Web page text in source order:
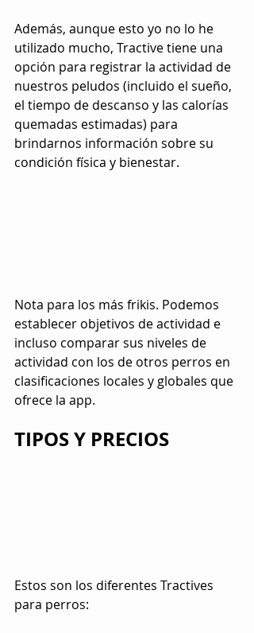
Además, aunque esto yo no lo he
utilizado mucho, Tractive tiene una
opción para registrar la actividad de
nuestros peludos (incluido el sueño,
el tiempo de descanso y las calorías
quemadas estimadas) para
brindarnos información sobre su
condición física y bienestar.
Nota para los más frikis. Podemos
establecer objetivos de actividad e
incluso comparar sus niveles de
actividad con los de otros perros en
clasificaciones locales y globales que
ofrece la app.
TIPOS Y PRECIOS
Estos son los diferentes Tractives
para perros: